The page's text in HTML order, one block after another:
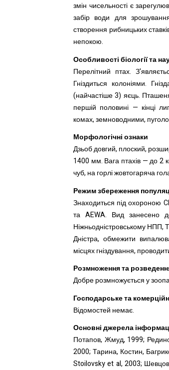
змін чисельності є
забір води для
створення рибницьких
непокою.
Особливості біології та
Перелітний птах.
Гніздиться колоніями.
(найчастіше 3) яєць.
першій половині — кінці
комах, земноводними,
Морфологічні ознаки
Дзьоб довгий, плоский,
1400 мм. Вага птахів — до 2
чуб, на горлі жовтогаряча
Режим збереження
Знаходиться під охороною
та AEWA. Вид занесено
Ніжньодністровському НПП,
Дністра, обмежити
місцях гніздування,
Розмноження та
Добре розмножується у
Господарське та
Відомостей немає.
Основні джерела
Потапов, Жмуд, 1999;
2000; Тарина, Костин,
Stoilovsky et al, 2003;